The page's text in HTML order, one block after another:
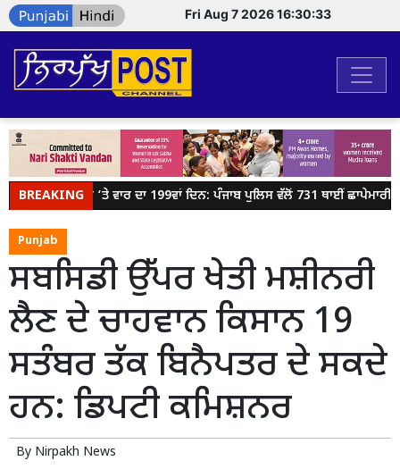
Fri Aug 7 2026 16:30:33
BREAKING
ਗੈਂਗਸਟਰਾਂ ‘ਤੇ ਵਾਰ ਦਾ 199ਵਾਂ ਦਿਨ: ਪੰਜਾਬ ਪੁਲਿਸ ਵੱਲੋਂ 731 ਥਾਈਂ ਛਾਪੇਮਾਰੀ;
Punjab
ਸਬਸਿਡੀ ਉੱਪਰ ਖੇਤੀ ਮਸ਼ੀਨਰੀ
ਲੈਣ ਦੇ ਚਾਹਵਾਨ ਕਿਸਾਨ 19
ਸਤੰਬਰ ਤੱਕ ਬਿਨੈਪਤਰ ਦੇ ਸਕਦੇ
ਹਨ: ਡਿਪਟੀ ਕਮਿਸ਼ਨਰ
By Nirpakh News